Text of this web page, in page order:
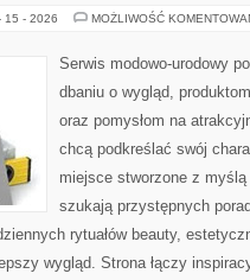
15 - 2026 MOŻLIWOŚĆ
Serwis modowo-urodowy
dbaniu o wygląd,
oraz pomysłom na
chcą podkreślać swój
miejsce stworzone z
szukają przystępnych
rytuałów beauty,
wygląd. Strona łączy